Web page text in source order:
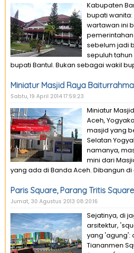
Kabupaten
bupati wanita:
wartawan ini
pemerintahan
sebelum jadi
sepuluh
bupati Bantul. Bukan sebagai wakil
Miniatur Masjid Raya
Sabtu, 19 April 2014 17:59:23
Miniatur
Aceh,
masjid yang
Selatan
namanya,
mini dari
yang ada di Banda Aceh. Dibangun di
Paris Square, Parang Tritis
Jumat, 30 Agustus 2013 08:20:16
Sejatinya, di
arsitektur,
yang 'agung':
Tiananmen